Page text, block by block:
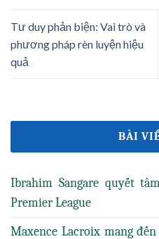
Tư duy phản biện: Vai trò và
phương pháp rèn luyện hiệu
quả
BÀI
Ibrahim Sangare quyết
Premier League
Maxence Lacroix mang